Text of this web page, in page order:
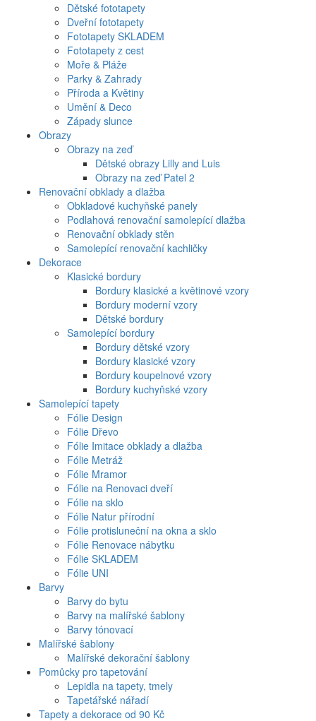
Dětské fototapety
Dveřní fototapety
Fototapety SKLADEM
Fototapety z cest
Moře & Pláže
Parky & Zahrady
Příroda a Květiny
Umění & Deco
Západy slunce
Obrazy
Obrazy na zeď
Dětské obrazy Lilly and Luis
Obrazy na zeď Patel 2
Renovační obklady a dlažba
Obkladové kuchyňské panely
Podlahová renovační samolepící dlažba
Renovační obklady stěn
Samolepící renovační kachličky
Dekorace
Klasické bordury
Bordury klasické a květinové vzory
Bordury moderní vzory
Dětské bordury
Samolepící bordury
Bordury dětské vzory
Bordury klasické vzory
Bordury koupelnové vzory
Bordury kuchyňské vzory
Samolepící tapety
Fólie Design
Fólie Dřevo
Fólie Imitace obklady a dlažba
Fólie Metráž
Fólie Mramor
Fólie na Renovaci dveří
Fólie na sklo
Fólie Natur přírodní
Fólie protisluneční na okna a sklo
Fólie Renovace nábytku
Fólie SKLADEM
Fólie UNI
Barvy
Barvy do bytu
Barvy na malířské šablony
Barvy tónovací
Malířské šablony
Malířské dekorační šablony
Pomůcky pro tapetování
Lepidla na tapety, tmely
Tapetářské nářadí
Tapety a dekorace od 90 Kč